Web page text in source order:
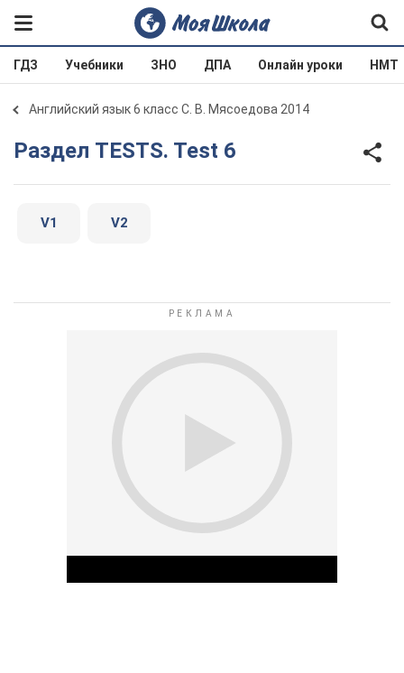
ГДЗ Учебники ЗНО ДПА Онлайн уроки НМТ
Английский язык 6 класс С. В. Мясоедова 2014
Раздел TESTS. Test 6
V1 V2